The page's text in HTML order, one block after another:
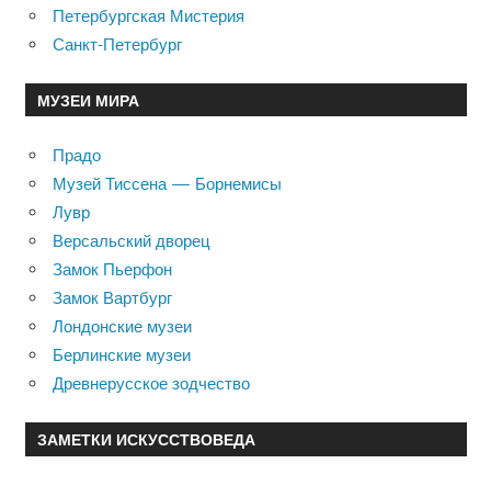
Петербургская Мистерия
Санкт-Петербург
МУЗЕИ МИРА
Прадо
Музей Тиссена — Борнемисы
Лувр
Версальский дворец
Замок Пьерфон
Замок Вартбург
Лондонские музеи
Берлинские музеи
Древнерусское зодчество
ЗАМЕТКИ ИСКУССТВОВЕДА